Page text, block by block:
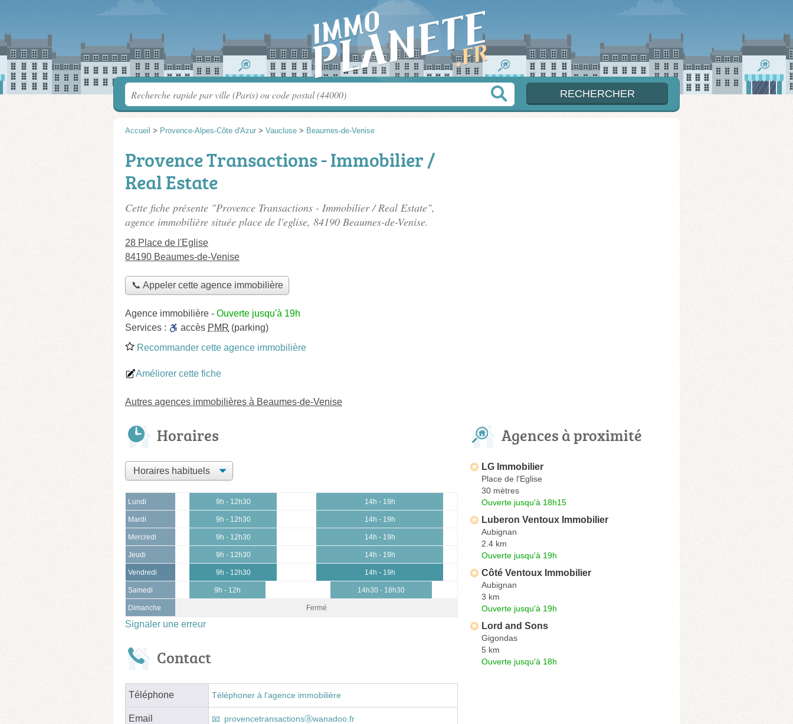
Accueil > Provence-Alpes-Côte d'Azur > Vaucluse > Beaumes-de-Venise
Provence Transactions - Immobilier /
Real Estate
Cette fiche présente "Provence Transactions - Immobilier / Real Estate",
agence immobilière située place de l'eglise, 84190 Beaumes-de-Venise.
28 Place de l'Eglise
84190 Beaumes-de-Venise
📞 Appeler cette agence immobilière
Agence immobilière - Ouverte jusqu'à 19h
Services :
accès PMR (parking)
Recommander cette agence immobilière
Améliorer cette fiche
Autres agences immobilières à Beaumes-de-Venise
Horaires
Lundi 9h - 12h30 14h - 19h
Mardi 9h - 12h30 14h - 19h
Mercredi 9h - 12h30 14h - 19h
Jeudi 9h - 12h30 14h - 19h
Vendredi 9h - 12h30 14h - 19h
Samedi 9h - 12h 14h30 - 18h30
Dimanche Fermé
Signaler une erreur
Contact
Téléphone Téléphoner à l'agence immobilière
Email provencetransactionsⓐwanadoo.fr
Agences à proximité
LG Immobilier
Place de l'Eglise
30 mètres
Ouverte jusqu'à 18h15
Luberon Ventoux Immobilier
Aubignan
2.4 km
Ouverte jusqu'à 19h
Côté Ventoux Immobilier
Aubignan
3 km
Ouverte jusqu'à 19h
Lord and Sons
Gigondas
5 km
Ouverte jusqu'à 18h